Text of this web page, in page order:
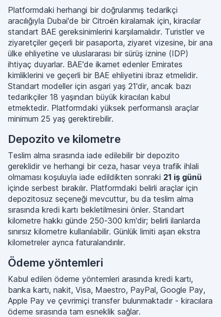
Platformdaki herhangi bir doğrulanmış tedarikçi
aracılığıyla Dubai'de bir Citroën kiralamak için, kiracılar
standart BAE gereksinimlerini karşılamalıdır. Turistler ve
ziyaretçiler geçerli bir pasaporta, ziyaret vizesine, bir ana
ülke ehliyetine ve uluslararası bir sürüş iznine (IDP)
ihtiyaç duyarlar. BAE'de ikamet edenler Emirates
kimliklerini ve geçerli bir BAE ehliyetini ibraz etmelidir.
Standart modeller için asgari yaş 21'dir, ancak bazı
tedarikçiler 18 yaşından büyük kiracıları kabul
etmektedir. Platformdaki yüksek performanslı araçlar
minimum 25 yaş gerektirebilir.
Depozito ve kilometre
Teslim alma sırasında iade edilebilir bir depozito
gereklidir ve herhangi bir ceza, hasar veya trafik ihlali
olmaması koşuluyla iade edildikten sonraki 21 iş günü
içinde serbest bırakılır. Platformdaki belirli araçlar için
depozitosuz seçeneği mevcuttur, bu da teslim alma
sırasında kredi kartı bekletilmesini önler. Standart
kilometre hakkı günde 250-300 km'dir; belirli ilanlarda
sınırsız kilometre kullanılabilir. Günlük limiti aşan ekstra
kilometreler ayrıca faturalandırılır.
Ödeme yöntemleri
Kabul edilen ödeme yöntemleri arasında kredi kartı,
banka kartı, nakit, Visa, Maestro, PayPal, Google Pay,
Apple Pay ve çevrimiçi transfer bulunmaktadır - kiracılara
ödeme sırasında tam esneklik sağlar.